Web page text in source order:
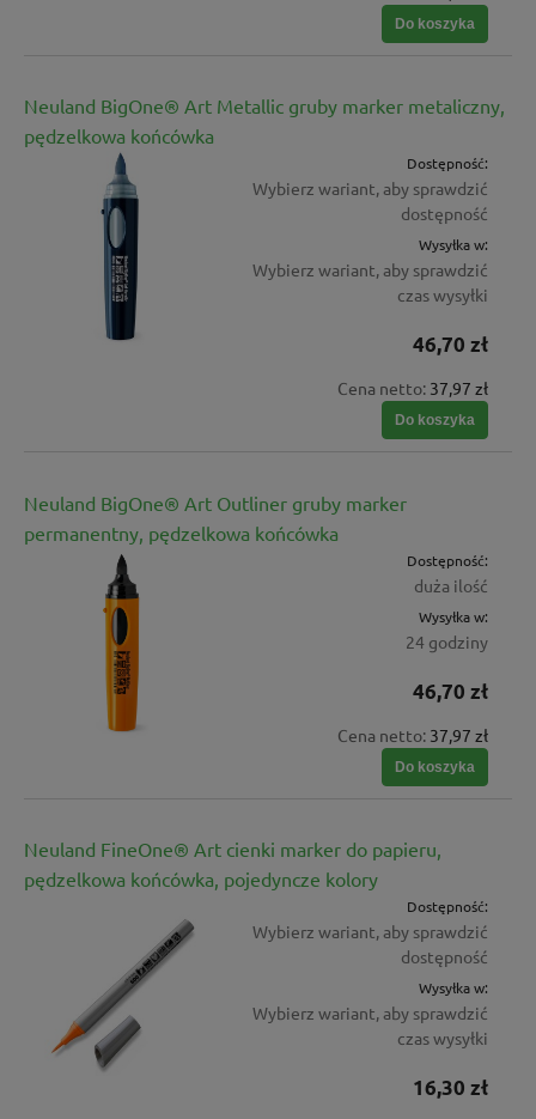
Do koszyka
Neuland BigOne® Art Metallic gruby marker metaliczny,
pędzelkowa końcówka
Dostępność:
Wybierz wariant, aby sprawdzić
dostępność
Wysyłka w:
Wybierz wariant, aby sprawdzić
czas wysyłki
46,70 zł
Cena netto: 37,97 zł
Do koszyka
Neuland BigOne® Art Outliner gruby marker
permanentny, pędzelkowa końcówka
Dostępność:
duża ilość
Wysyłka w:
24 godziny
46,70 zł
Cena netto: 37,97 zł
Do koszyka
Neuland FineOne® Art cienki marker do papieru,
pędzelkowa końcówka, pojedyncze kolory
Dostępność:
Wybierz wariant, aby sprawdzić
dostępność
Wysyłka w:
Wybierz wariant, aby sprawdzić
czas wysyłki
16,30 zł